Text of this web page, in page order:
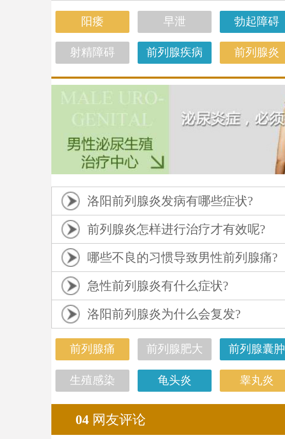
阳痿 早泄 勃起障碍
射精障碍 前列腺疾病 前列腺炎
洛阳前列腺炎发病有哪些症状?
前列腺炎怎样进行治疗才有效呢?
哪些不良的习惯导致男性前列腺痛?
急性前列腺炎有什么症状?
洛阳前列腺炎为什么会复发?
前列腺痛 前列腺肥大 前列腺囊肿
生殖感染 龟头炎 睾丸炎
04 网友评论